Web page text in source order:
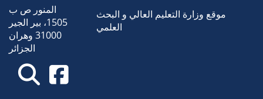
المنور ص ب
1505، بير الجير
31000 وهران
الجزائر
موقع وزارة التعليم العالي و البحث
العلمي